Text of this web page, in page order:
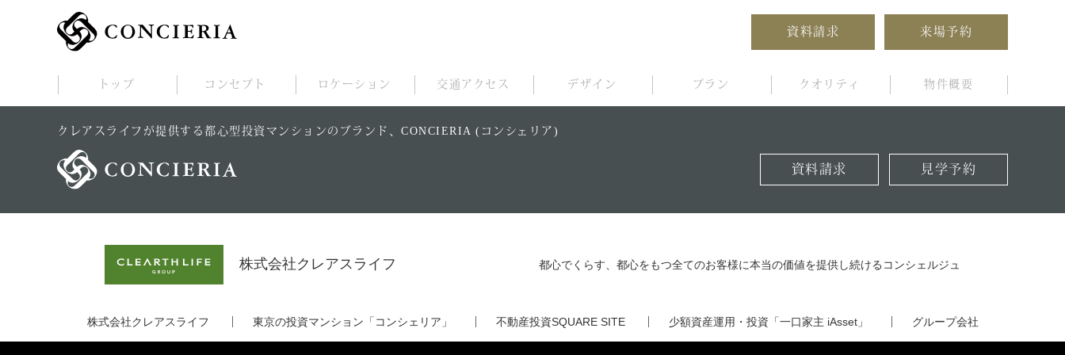
資料請求 来場予約
トップ コンセプト ロケーション 交通アクセス デザイン プラン クオリティ 物件概要
クレアスライフが提供する都心型投資マンションのブランド、CONCIERIA (コンシェリア)
資料請求 見学予約
株式会社クレアスライフ 都心でくらす、都心をもつ全てのお客様に本当の価値を提供し続けるコンシェルジュ
株式会社クレアスライフ 東京の投資マンション 「コンシェリア」 不動産投資SQUARE SITE 少額資産運用・投資 「一口家主 iAsset」 グループ会社